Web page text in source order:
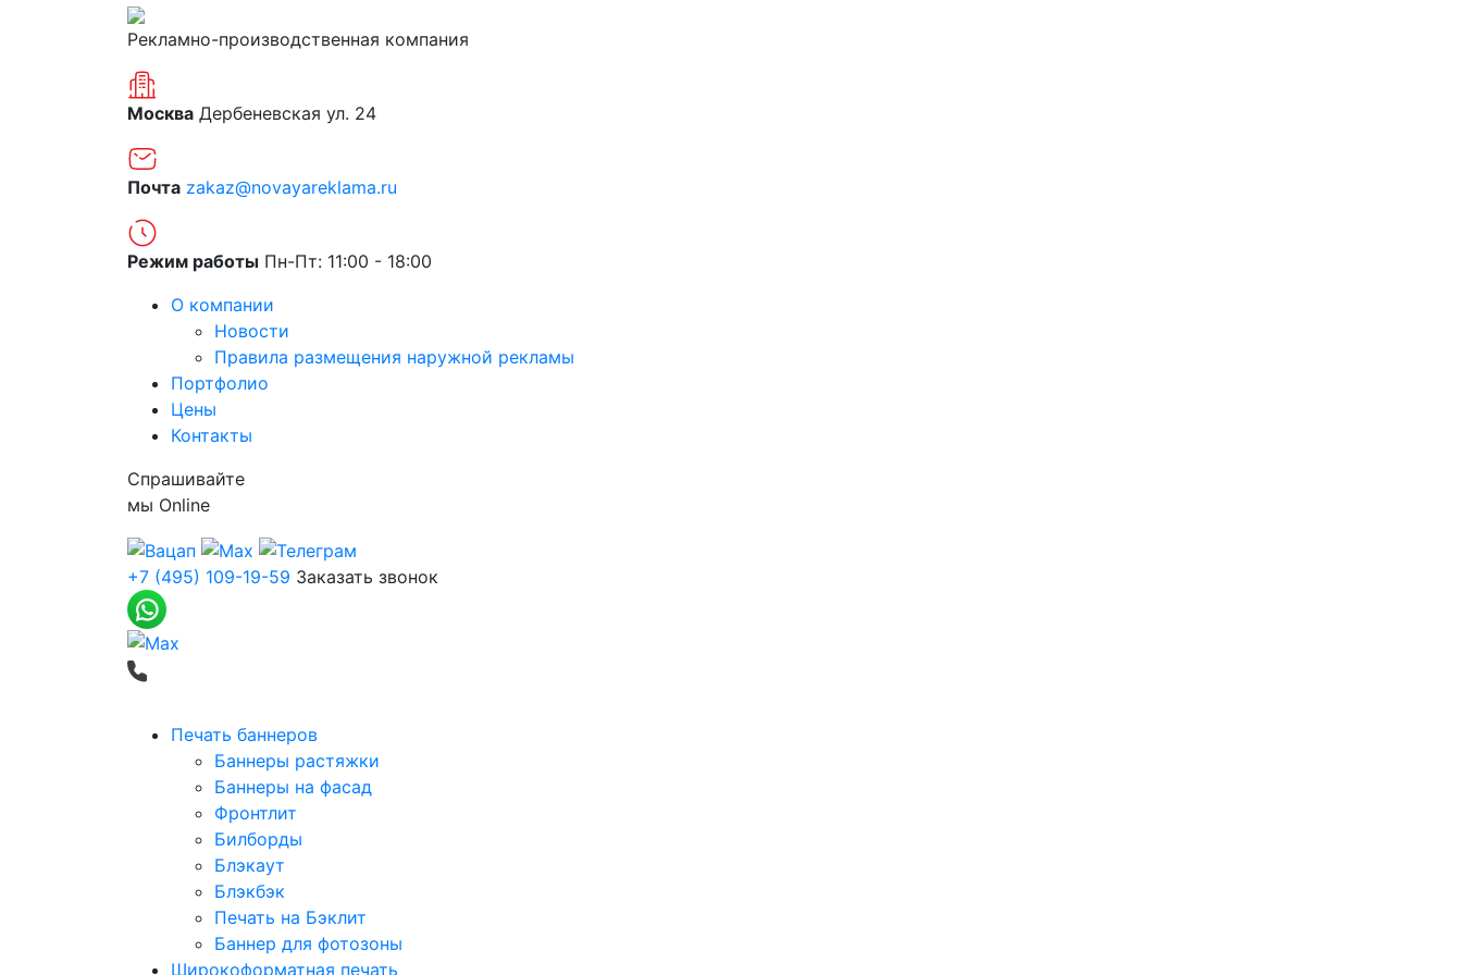
Рекламно-производственная компания
Москва Дербеневская ул. 24
Почта zakaz@novayareklama.ru
Режим работы Пн-Пт: 11:00 - 18:00
О компании
Новости
Правила размещения наружной рекламы
Портфолио
Цены
Контакты
Спрашивайте
мы Online
+7 (495) 109-19-59 Заказать звонок
Печать баннеров
Баннеры растяжки
Баннеры на фасад
Фронтлит
Билборды
Блэкаут
Блэкбэк
Печать на Бэклит
Баннер для фотозоны
Широкоформатная печать